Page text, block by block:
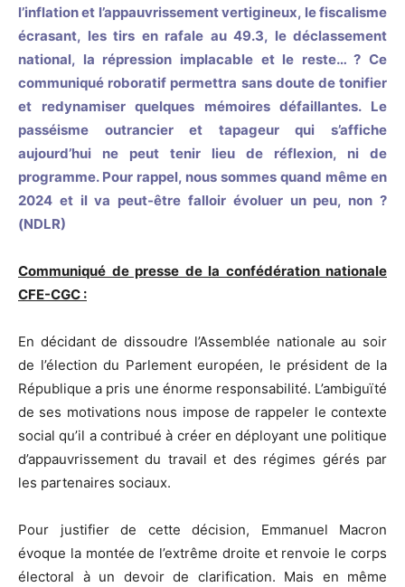
l’inflation et l’appauvrissement vertigineux, le fiscalisme
écrasant, les tirs en rafale au 49.3, le déclassement
national, la répression implacable et le reste… ? Ce
communiqué roboratif permettra sans doute de tonifier
et redynamiser quelques mémoires défaillantes. Le
passéisme outrancier et tapageur qui s’affiche
aujourd’hui ne peut tenir lieu de réflexion, ni de
programme. Pour rappel, nous sommes quand même en
2024 et il va peut-être falloir évoluer un peu, non ?
(NDLR)
Communiqué de presse de la confédération nationale
CFE-CGC :
En décidant de dissoudre l’Assemblée nationale au soir
de l’élection du Parlement européen, le président de la
République a pris une énorme responsabilité. L’ambiguïté
de ses motivations nous impose de rappeler le contexte
social qu’il a contribué à créer en déployant une politique
d’appauvrissement du travail et des régimes gérés par
les partenaires sociaux.
Pour justifier de cette décision, Emmanuel Macron
évoque la montée de l’extrême droite et renvoie le corps
électoral à un devoir de clarification. Mais en même